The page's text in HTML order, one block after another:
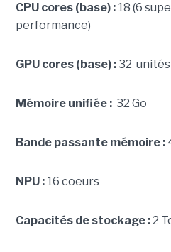
CPU cores (base) : 18 (6
performance)
GPU cores (base) :32
Mémoire unifiée : 32 Go
Bande passante mémoire :
NPU :16 coeurs
Capacités de stockage :2